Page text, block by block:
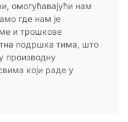
омогућавајући нам
где нам је
и трошкове
подршка тима, што
производну
који раде у